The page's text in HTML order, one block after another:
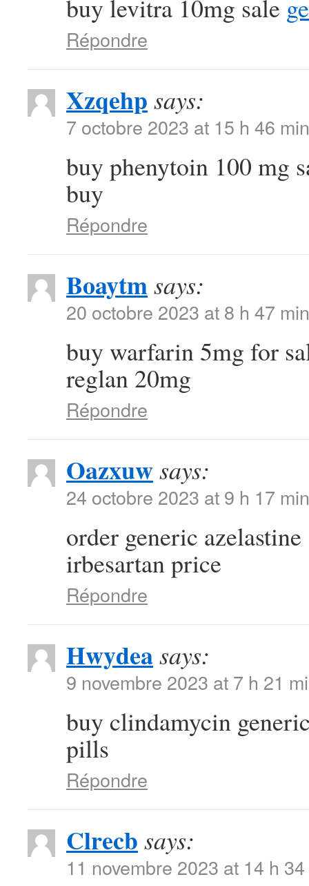
buy levitra 10mg sale
Répondre
Xzqehp says:
7 octobre 2023 at 15 h 46 min
buy phenytoin 100 mg
buy
Répondre
Boaytmsays:
20 octobre 2023 at 8 h 47 min
buy warfarin 5mg for
reglan 20mg
Répondre
Oazxuwsays:
24 octobre 2023 at 9 h 17 min
order generic
irbesartan price
Répondre
Hwydeasays:
9 novembre 2023 at 7 h 21
buy clindamycin
pills
Répondre
Clrecb says:
11 novembre 2023 at 14 h